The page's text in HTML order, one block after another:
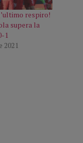
respiro!
supera la
1
2021